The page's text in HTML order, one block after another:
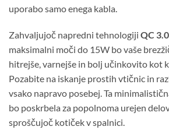
uporabo samo enega kabla.
Zahvaljujoč napredni tehnologiji QC
maksimalni moči do 15W bo vaše
hitrejše, varnejše in bolj učinkovito kot
Pozabite na iskanje prostih vtičnic in
vsako napravo posebej. Ta
bo poskrbela za popolnoma urejen
sproščujoč kotiček v spalnici.